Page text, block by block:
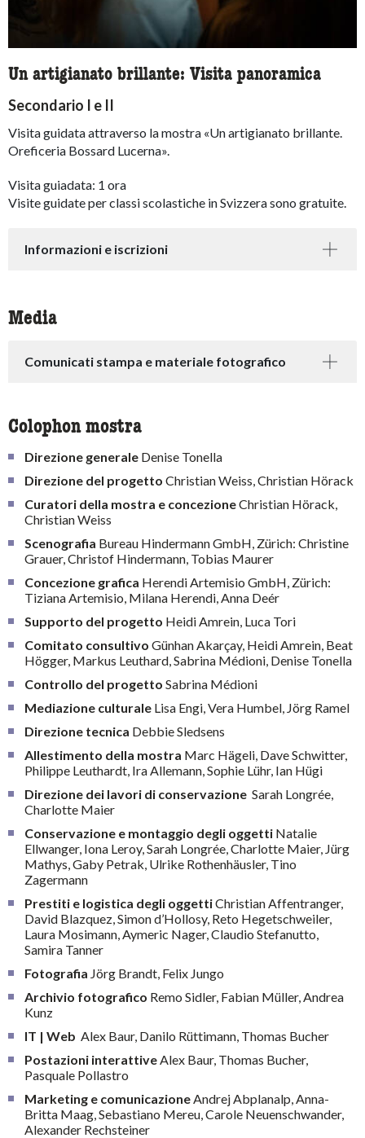
Un artigianato brillante: Visita panoramica
Secondario I e II
Visita guidata attraverso la mostra «Un artigianato brillante.
Oreficeria Bossard Lucerna».
Visita guiadata: 1 ora
Visite guidate per classi scolastiche in Svizzera sono gratuite.
Informazioni e iscrizioni
Media
Comunicati stampa e materiale fotografico
Colophon mostra
Direzione generale Denise Tonella
Direzione del progetto Christian Weiss, Christian Hörack
Curatori della mostra e concezioneChristian Hörack,
Christian Weiss
Scenografia Bureau Hindermann GmbH, Zürich: Christine
Grauer, Christof Hindermann, Tobias Maurer
Concezione grafica Herendi Artemisio GmbH, Zürich:
Tiziana Artemisio, Milana Herendi, Anna Deér
Supporto del progetto Heidi Amrein, Luca Tori
Comitato consultivo Günhan Akarçay, Heidi Amrein, Beat
Högger, Markus Leuthard, Sabrina Médioni, Denise Tonella
Controllo del progetto Sabrina Médioni
Mediazione culturale Lisa Engi, Vera Humbel, Jörg Ramel
Direzione tecnica Debbie Sledsens
Allestimento della mostra Marc Hägeli, Dave Schwitter,
Philippe Leuthardt, Ira Allemann, Sophie Lühr, Ian Hügi
Direzione dei lavori di conservazione Sarah Longrée,
Charlotte Maier
Conservazione e montaggio degli oggetti Natalie
Ellwanger, Iona Leroy, Sarah Longrée, Charlotte Maier, Jürg
Mathys, Gaby Petrak, Ulrike Rothenhäusler, Tino
Zagermann
Prestiti e logistica degli oggettiChristian Affentranger,
David Blazquez, Simon d’Hollosy, Reto Hegetschweiler,
Laura Mosimann, Aymeric Nager, Claudio Stefanutto,
Samira Tanner
Fotografia Jörg Brandt, Felix Jungo
Archivio fotografico Remo Sidler, Fabian Müller, Andrea
Kunz
IT | Web Alex Baur, Danilo Rüttimann, Thomas Bucher
Postazioni interattiveAlex Baur, Thomas Bucher,
Pasquale Pollastro
Marketing e comunicazioneAndrej Abplanalp, Anna-
Britta Maag, Sebastiano Mereu, Carole Neuenschwander,
Alexander Rechsteiner